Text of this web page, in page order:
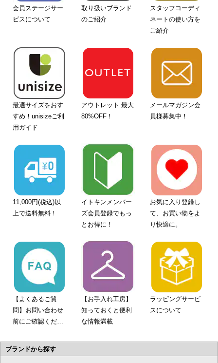
会員ステージサー
ビスについて
取り扱いブランド
のご紹介
スタッフコーディ
ネートの使い方を
ご紹介
最適サイズをおす
すめ！unisizeご利
用ガイド
アウトレット 最大
80%OFF！
メールマガジン会
員様募集中！
11,000円(税込)以
上で送料無料！
イトキンメンバー
ズ会員登録でもっ
とお得に！
お気に入り登録し
て、お買い物をよ
り快適に。
【よくあるご質
問】お問い合わせ
前にご確認くださ
【お手入れ工房】
知っておくと便利
な情報満載
ラッピングサービ
スについて
ブランドから探す